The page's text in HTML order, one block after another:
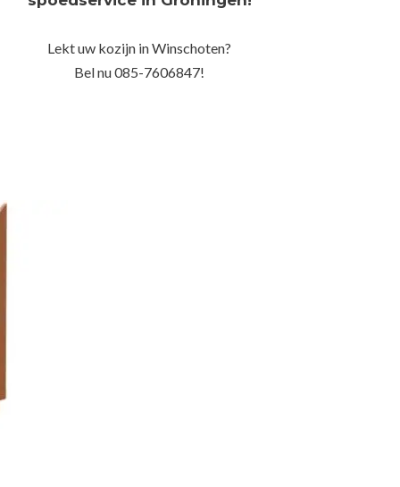
Lekt uw kozijn in Winschoten?
Bel nu 085-7606847!